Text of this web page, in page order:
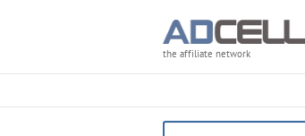
the affiliate network